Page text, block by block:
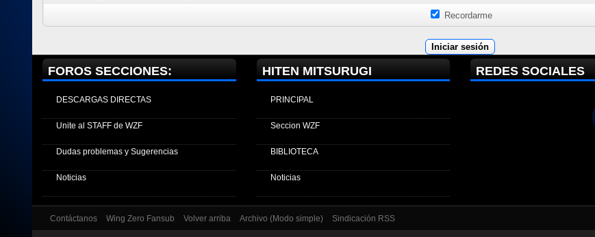
Recordarme
FOROS SECCIONES:
DESCARGAS DIRECTAS
Unite al STAFF de WZF
Dudas problemas y Sugerencias
Noticias
HITEN MITSURUGI
PRINCIPAL
Seccion WZF
BIBLIOTECA
Noticias
REDES SOCIALES
Contáctanos Wing Zero Fansub Volver arriba Archivo (Modo simple) Sindicación RSS